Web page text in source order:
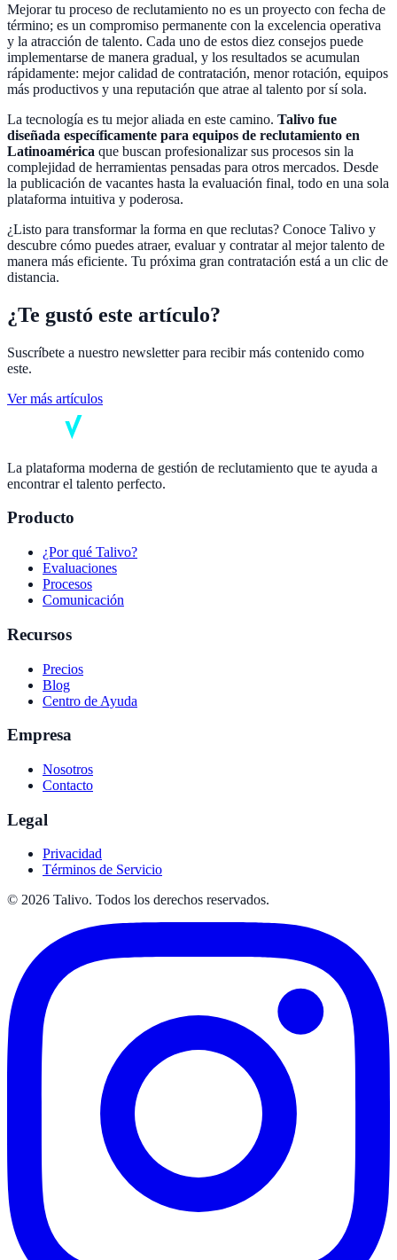
Mejorar tu proceso de reclutamiento no es un proyecto con fecha de
término; es un compromiso permanente con la excelencia operativa
y la atracción de talento. Cada uno de estos diez consejos puede
implementarse de manera gradual, y los resultados se acumulan
rápidamente: mejor calidad de contratación, menor rotación, equipos
más productivos y una reputación que atrae al talento por sí sola.
La tecnología es tu mejor aliada en este camino. Talivo fue
diseñada específicamente para equipos de reclutamiento en
Latinoamérica que buscan profesionalizar sus procesos sin la
complejidad de herramientas pensadas para otros mercados. Desde
la publicación de vacantes hasta la evaluación final, todo en una sola
plataforma intuitiva y poderosa.
¿Listo para transformar la forma en que reclutas? Conoce Talivo y
descubre cómo puedes atraer, evaluar y contratar al mejor talento de
manera más eficiente. Tu próxima gran contratación está a un clic de
distancia.
¿Te gustó este artículo?
Suscríbete a nuestro newsletter para recibir más contenido como
este.
Ver más artículos
La plataforma moderna de gestión de reclutamiento que te ayuda a
encontrar el talento perfecto.
Producto
¿Por qué Talivo?
Evaluaciones
Procesos
Comunicación
Recursos
Precios
Blog
Centro de Ayuda
Empresa
Nosotros
Contacto
Legal
Privacidad
Términos de Servicio
© 2026 Talivo. Todos los derechos reservados.